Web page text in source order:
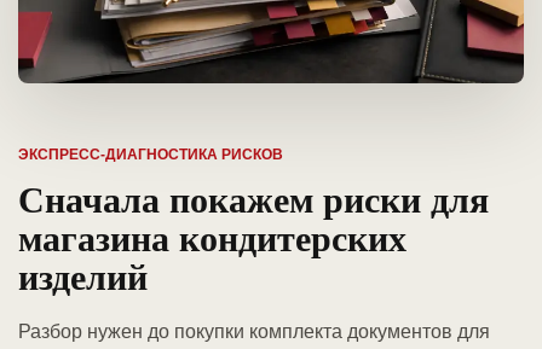
ЭКСПРЕСС-ДИАГНОСТИКА РИСКОВ
Сначала покажем риски для
магазина кондитерских
изделий
Разбор нужен до покупки комплекта документов для